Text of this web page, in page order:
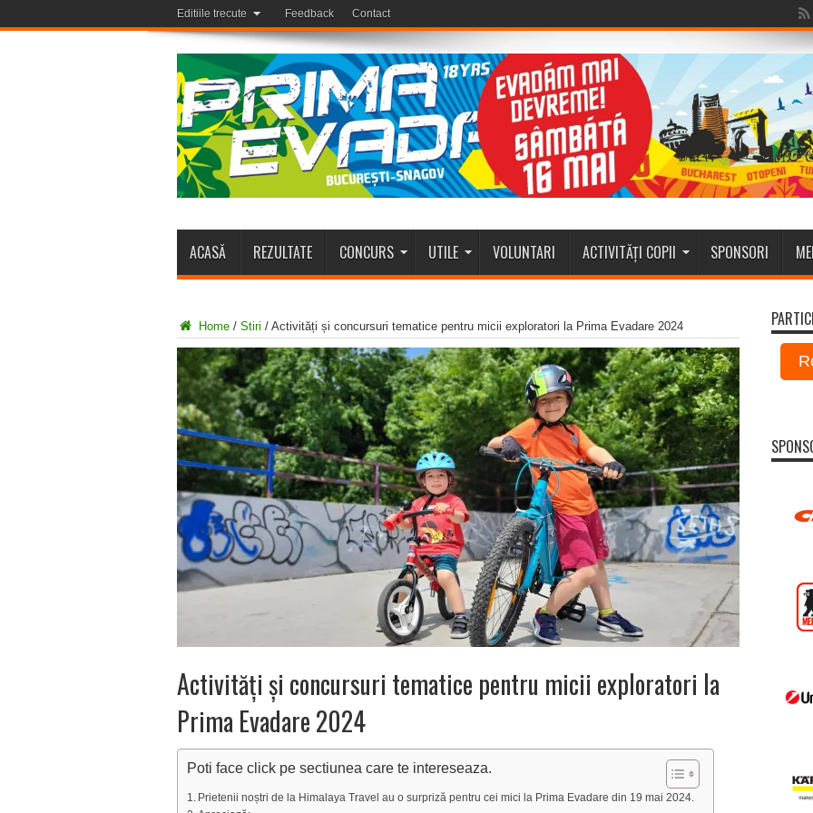
Editiile trecute Feedback Contact
ACASĂ REZULTATE CONCURS UTILE VOLUNTARI ACTIVITĂȚI COPII SPONSORI
Home / Stiri / Activități și concursuri tematice pentru micii exploratori la Prima Evadare 2024
Activități și concursuri tematice pentru micii exploratori la
Prima Evadare 2024
Poti face click pe sectiunea care te intereseaza.
Prietenii noștri de la Himalaya Travel au o surpriză pentru cei mici la Prima Evadare din 19 mai 2024.